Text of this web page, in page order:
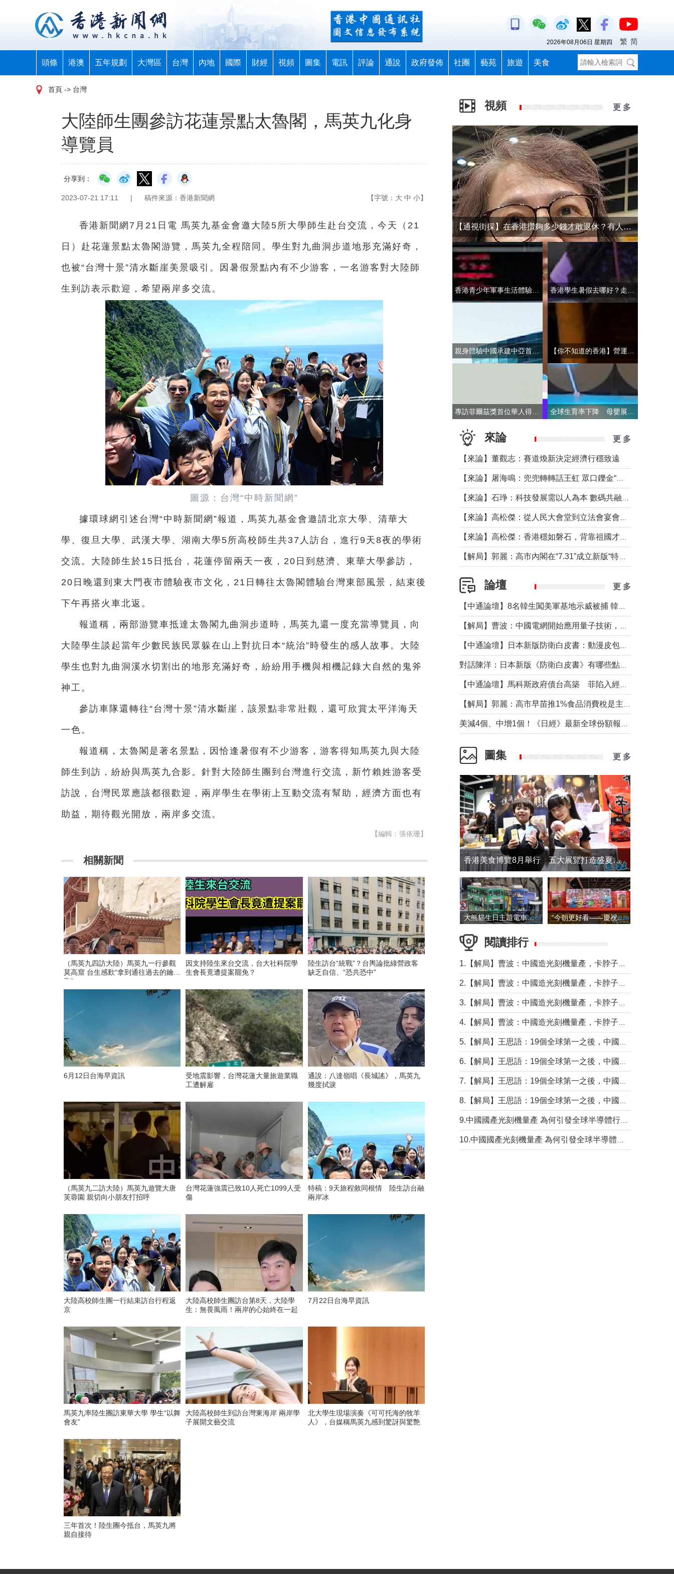
頭條 港澳 五年規劃 大灣區 台灣 內地 國際 財經 視頻 圖集 電訊 評論 通說 政府發佈 社團 藝苑 旅遊 美食
2026年08月06日 星期四 繁 简
首頁 -> 台灣
大陸師生團參訪花蓮景點太魯閣，馬英九化身
導覽員
分享到：
2023-07-21 17:11 | 稿件來源：香港新聞網 【字號： 大 中 小】
香港新聞網7月21日電 馬英九基金會邀大陸5所大學師生赴台交流，今天（21
日）赴花蓮景點太魯閣游覽，馬英九全程陪同。學生對九曲洞步道地形充滿好奇，
也被“台灣十景”清水斷崖美景吸引。因暑假景點內有不少游客，一名游客對大陸師
生到訪表示歡迎，希望兩岸多交流。
圖源：台灣“中時新聞網”
據環球網引述台灣“中時新聞網”報道， 馬英九基金會邀請北京大學、清華大
學、復旦大學、武漢大學、湖南大學5所高校師生共37人訪台，進行9天8夜的學術
交流。大陸師生於15日抵台，花蓮停留兩天一夜，20日到慈濟、東華大學參訪，
20日晚還到東大門夜市體驗夜市文化，21日轉往太魯閣體驗台灣東部風景，結束後
下午再搭火車北返。
報道稱，兩部游覽車抵達太魯閣九曲洞步道時，馬英九還一度充當導覽員，向
大陸學生談起當年少數民族民眾躲在山上對抗日本“統治”時發生的感人故事。大陸
學生也對九曲洞溪水切割出的地形充滿好奇，紛紛用手機與相機記錄大自然的鬼斧
神工。
參訪車隊還轉往“台灣十景”清水斷崖，該景點非常壯觀，還可欣賞太平洋海天
一色。
報道稱，太魯閣是著名景點，因恰逢暑假有不少游客，游客得知馬英九與大陸
師生到訪，紛紛與馬英九合影。針對大陸師生團到台灣進行交流，新竹賴姓游客受
訪說，台灣民眾應該都很歡迎，兩岸學生在學術上互動交流有幫助，經濟方面也有
助益，期待觀光開放，兩岸多交流。
【編輯：張依珊】
相關新聞
（馬英九四訪大陸）馬英九一行參觀
莫高窟 台生感歎“拿到通往過去的鑰
匙”
因支持陸生來台交流，台大社科院學
生會長竟遭提案罷免？
陸生訪台“統戰”？台輿論批綠營政客
缺乏自信、“恐共恐中”
6月12日台海早資訊
受地震影響，台灣花蓮大量旅遊業職
工遭解雇
通說：八達嶺唱《長城謠》，馬英九
幾度拭淚
（馬英九二訪大陸）馬英九遊覽大唐
芙蓉園 親切向小朋友打招呼
台灣花蓮強震已致10人死亡1099人受
傷
特稿：9天旅程敘同根情 陸生訪台融
兩岸冰
大陸高校師生團一行結束訪台行程返
京
大陸高校師生團訪台第8天，大陸學
生：無畏風雨！兩岸的心始終在一起
7月22日台海早資訊
馬英九率陸生團訪東華大學 學生“以舞
會友”
大陸高校師生到訪台灣東海岸 兩岸學
子展開文藝交流
北大學生現場演奏《可可托海的牧羊
人》，台媒稱馬英九感到驚訝與驚艶
三年首次！陸生團今抵台，馬英九將
親自接待
視頻 更 多
【通視街採】在香港攢夠多少錢才敢退休？有人退而不休，有人放眼大灣區
來論 更 多
【來論】董觀志：賽道煥新決定經濟行穩致遠
論壇 更 多
圖集 更 多
香港美食博覽8月舉行 五大展覽打造盛夏嘉年華
大熊貓生日主題電車在香港島行駛 “今朝更好看——慶祝中國共產黨成立105周年名家作品展”6日起舉行
閱讀排行